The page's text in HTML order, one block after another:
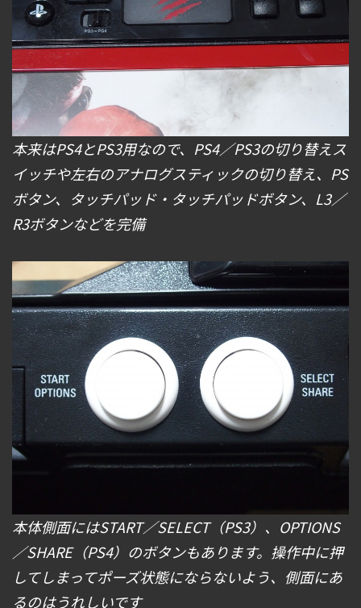
本来はPS4とPS3用なので、PS4／PS3の切り替えス
イッチや左右のアナログスティックの切り替え、PS
ボタン、タッチパッド・タッチパッドボタン、L3／
R3ボタンなどを完備
本体側面にはSTART／SELECT（PS3）、OPTIONS
／SHARE（PS4）のボタンもあります。操作中に押
してしまってポーズ状態にならないよう、側面にあ
るのはうれしいです